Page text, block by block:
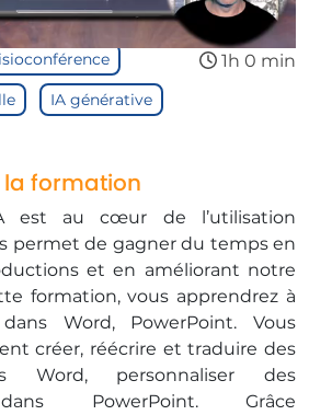
formation
est au cœur de l’utilisation
permet de gagner du temps en
et en améliorant notre
formation, vous apprendrez à
Word, PowerPoint. Vous
créer, réécrire et traduire des
Word, personnaliser des
PowerPoint. Grâce
IA générative
1h 0 min